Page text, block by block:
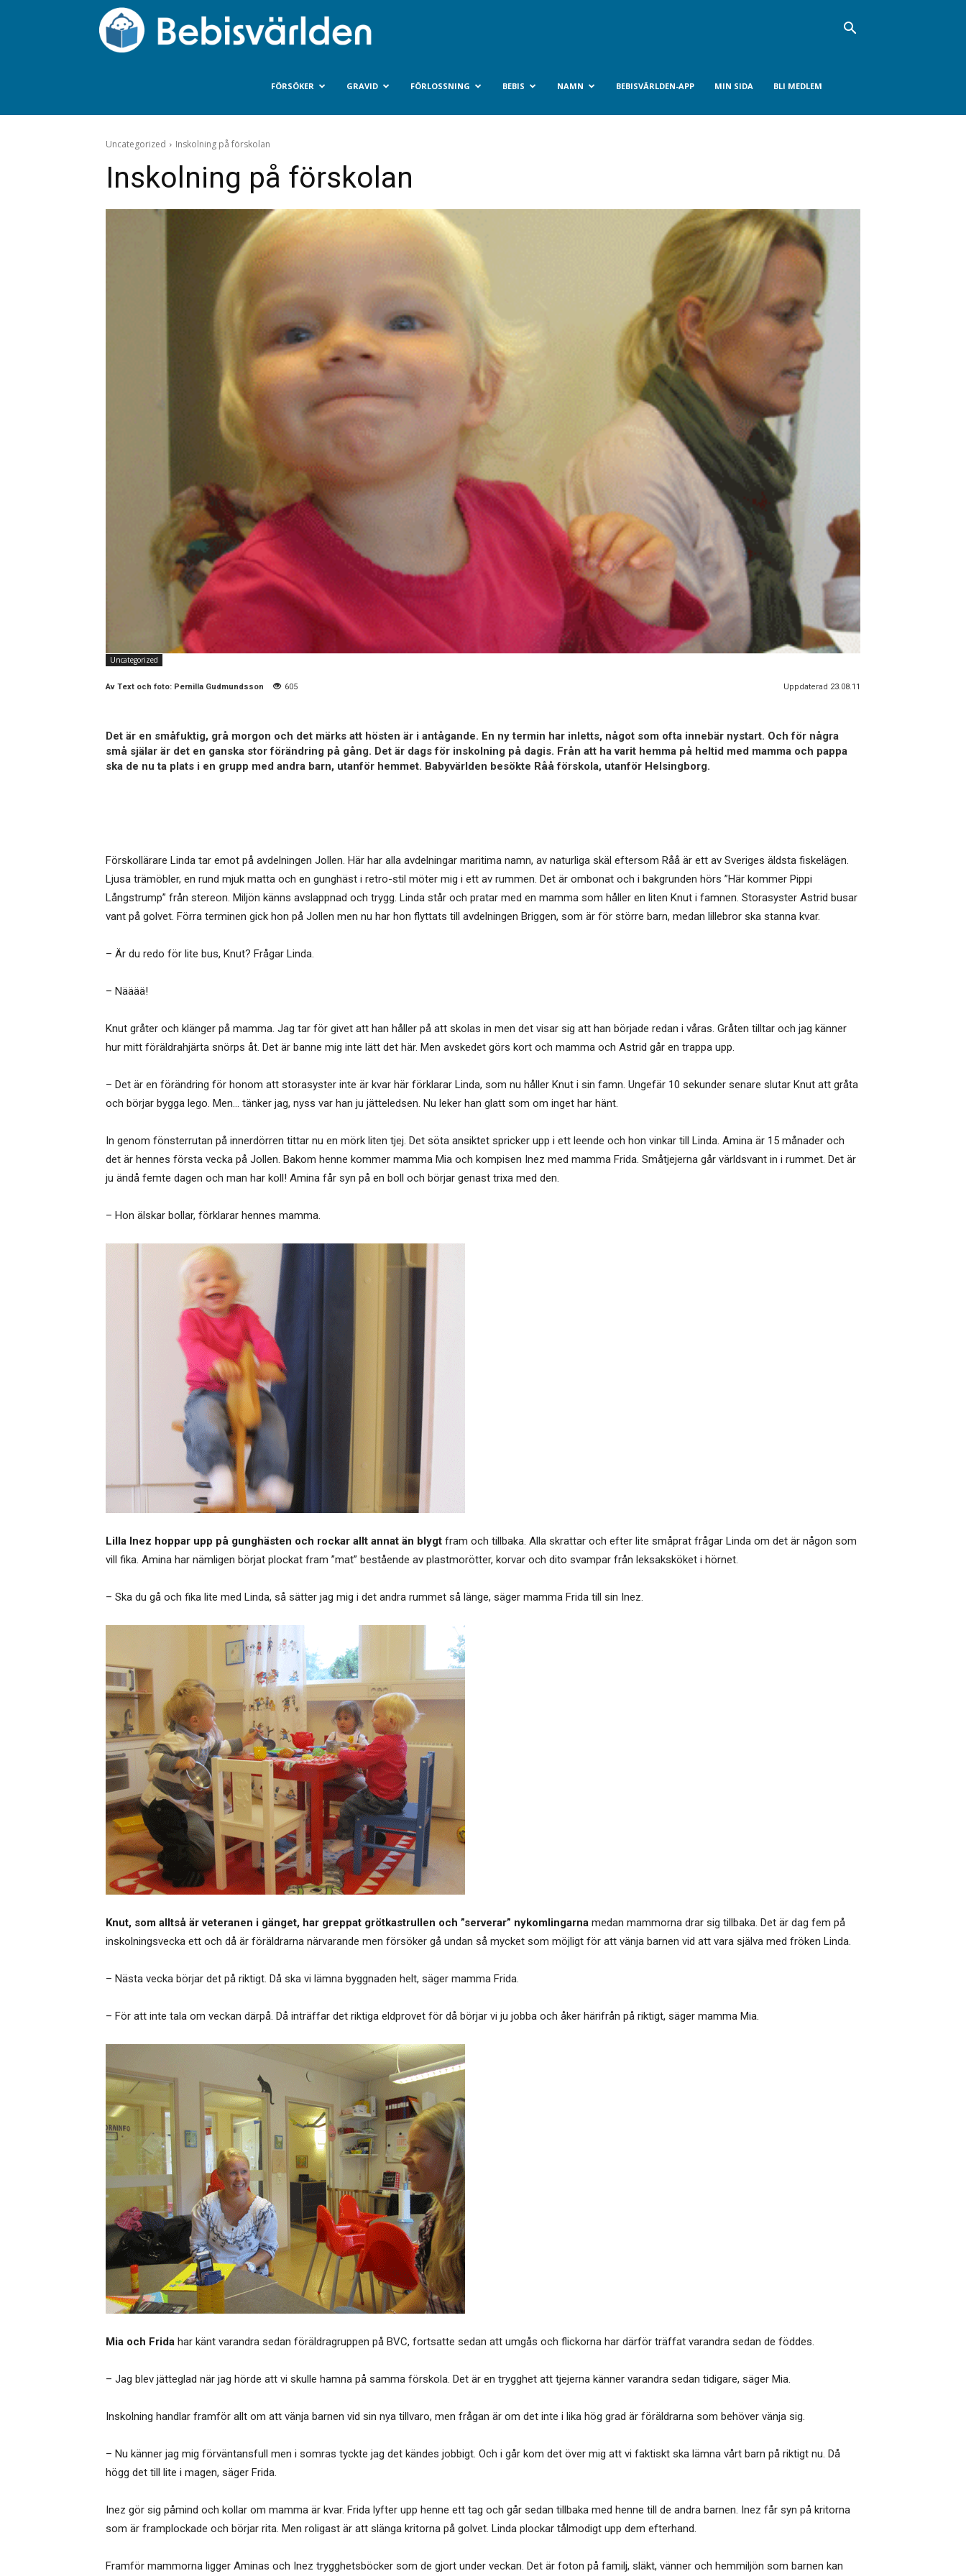
FÖRSÖKER GRAVID FÖRLOSSNING BEBIS NAMN BEBISVÄRLDEN-APP MIN SIDA BLI MEDLEM
Uncategorized Inskolning på förskolan
Inskolning på förskolan
Uncategorized
Av Text och foto: Pernilla Gudmundsson 605 Uppdaterad 23.08.11
Det är en småfuktig, grå morgon och det märks att hösten är i antågande. En ny termin har inletts, något som ofta innebär nystart. Och för några
små själar är det en ganska stor förändring på gång. Det är dags för inskolning på dagis. Från att ha varit hemma på heltid med mamma och pappa
ska de nu ta plats i en grupp med andra barn, utanför hemmet. Babyvärlden besökte Råå förskola, utanför Helsingborg.
Förskollärare Linda tar emot på avdelningen Jollen. Här har alla avdelningar maritima namn, av naturliga skäl eftersom Råå är ett av Sveriges äldsta fiskelägen.
Ljusa trämöbler, en rund mjuk matta och en gunghäst i retro-stil möter mig i ett av rummen. Det är ombonat och i bakgrunden hörs ”Här kommer Pippi
Långstrump” från stereon. Miljön känns avslappnad och trygg. Linda står och pratar med en mamma som håller en liten Knut i famnen. Storasyster Astrid busar
vant på golvet. Förra terminen gick hon på Jollen men nu har hon flyttats till avdelningen Briggen, som är för större barn, medan lillebror ska stanna kvar.
– Är du redo för lite bus, Knut? Frågar Linda.
– Nääää!
Knut gråter och klänger på mamma. Jag tar för givet att han håller på att skolas in men det visar sig att han började redan i våras. Gråten tilltar och jag känner
hur mitt föräldrahjärta snörps åt. Det är banne mig inte lätt det här. Men avskedet görs kort och mamma och Astrid går en trappa upp.
– Det är en förändring för honom att storasyster inte är kvar här förklarar Linda, som nu håller Knut i sin famn. Ungefär 10 sekunder senare slutar Knut att gråta
och börjar bygga lego. Men… tänker jag, nyss var han ju jätteledsen. Nu leker han glatt som om inget har hänt.
In genom fönsterrutan på innerdörren tittar nu en mörk liten tjej. Det söta ansiktet spricker upp i ett leende och hon vinkar till Linda. Amina är 15 månader och
det är hennes första vecka på Jollen. Bakom henne kommer mamma Mia och kompisen Inez med mamma Frida. Småtjejerna går världsvant in i rummet. Det är
ju ändå femte dagen och man har koll! Amina får syn på en boll och börjar genast trixa med den.
– Hon älskar bollar, förklarar hennes mamma.
Lilla Inez hoppar upp på gunghästen och rockar allt annat än blygt fram och tillbaka. Alla skrattar och efter lite småprat frågar Linda om det är någon som
vill fika. Amina har nämligen börjat plockat fram ”mat” bestående av plastmorötter, korvar och dito svampar från leksaksköket i hörnet.
– Ska du gå och fika lite med Linda, så sätter jag mig i det andra rummet så länge, säger mamma Frida till sin Inez.
Knut, som alltså är veteranen i gänget, har greppat grötkastrullen och ”serverar” nykomlingarna medan mammorna drar sig tillbaka. Det är dag fem på
inskolningsvecka ett och då är föräldrarna närvarande men försöker gå undan så mycket som möjligt för att vänja barnen vid att vara själva med fröken Linda.
– Nästa vecka börjar det på riktigt. Då ska vi lämna byggnaden helt, säger mamma Frida.
– För att inte tala om veckan därpå. Då inträffar det riktiga eldprovet för då börjar vi ju jobba och åker härifrån på riktigt, säger mamma Mia.
Mia och Frida har känt varandra sedan föräldragruppen på BVC, fortsatte sedan att umgås och flickorna har därför träffat varandra sedan de föddes.
– Jag blev jätteglad när jag hörde att vi skulle hamna på samma förskola. Det är en trygghet att tjejerna känner varandra sedan tidigare, säger Mia.
Inskolning handlar framför allt om att vänja barnen vid sin nya tillvaro, men frågan är om det inte i lika hög grad är föräldrarna som behöver vänja sig.
– Nu känner jag mig förväntansfull men i somras tyckte jag det kändes jobbigt. Och i går kom det över mig att vi faktiskt ska lämna vårt barn på riktigt nu. Då
högg det till lite i magen, säger Frida.
Inez gör sig påmind och kollar om mamma är kvar. Frida lyfter upp henne ett tag och går sedan tillbaka med henne till de andra barnen. Inez får syn på kritorna
som är framplockade och börjar rita. Men roligast är att slänga kritorna på golvet. Linda plockar tålmodigt upp dem efterhand.
Framför mammorna ligger Aminas och Inez trygghetsböcker som de gjort under veckan. Det är foton på familj, släkt, vänner och hemmiljön som barnen kan